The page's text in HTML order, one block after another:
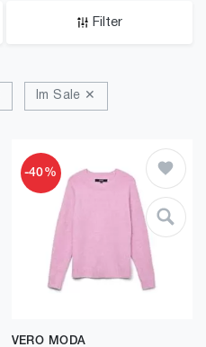
Filter
Im Sale ✕
-40%
VERO MODA